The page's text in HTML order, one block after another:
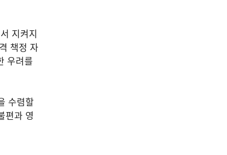
지켜지
책정 자
우려를
수렴할
편과 영